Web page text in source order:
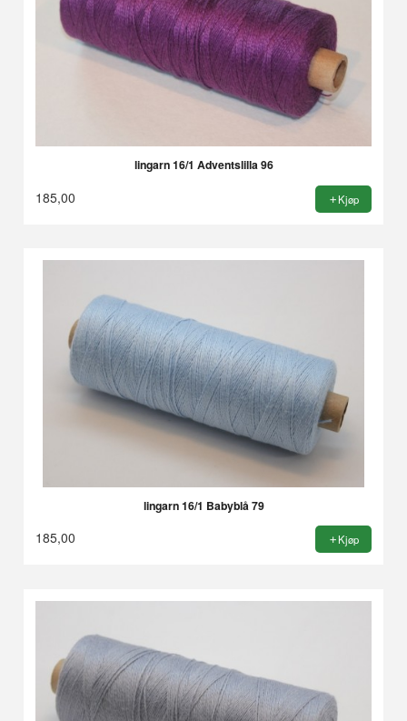
lingarn 16/1 Adventslilla 96
185,00 Kjøp
lingarn 16/1 Babyblå 79
185,00 Kjøp